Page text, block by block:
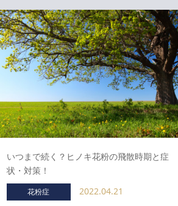
いつまで続く？ヒノキ花粉の飛散時期と症
状・対策！
花粉症 2022.04.21